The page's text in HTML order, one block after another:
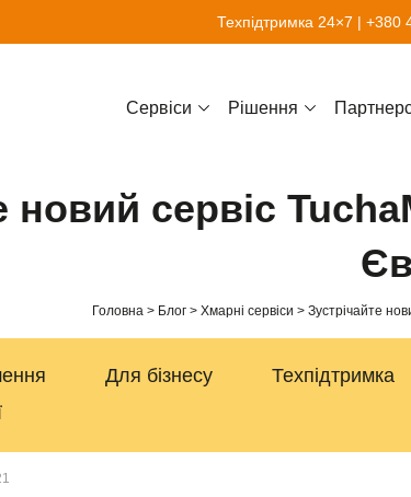
Техпідтримка 24×7 | +380
Cервіси Рішення
новий сервіс
Головна Блог Хмарні сервіси Зустрічайте
Для бізнесу Техпідтримка